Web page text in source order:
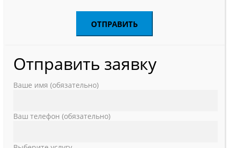
Отправить заявку
Ваше имя (обязательно)
Ваш телефон (обязательно)